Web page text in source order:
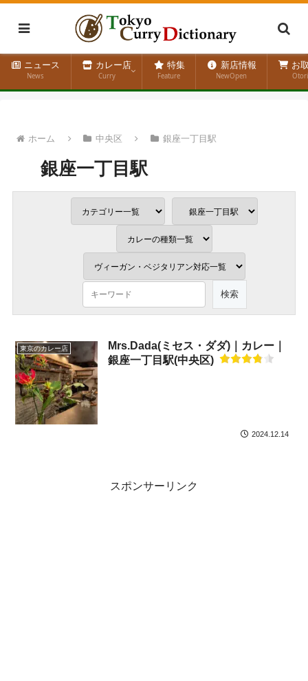
ニュース
News
カレー店
Curry
特集
Feature
新店情報
NewOpen
お
ホーム 中央区 銀座一丁目駅
銀座一丁目駅
東京のカレー店
Mrs.Dada(ミセス・ダダ)｜カレー｜
銀座一丁目駅(中央区)
2024.12.14
スポンサーリンク